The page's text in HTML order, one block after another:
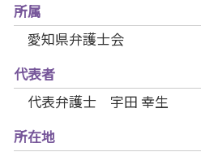
所属
愛知県弁護士会
代表者
代表弁護士 宇田 幸生
所在地